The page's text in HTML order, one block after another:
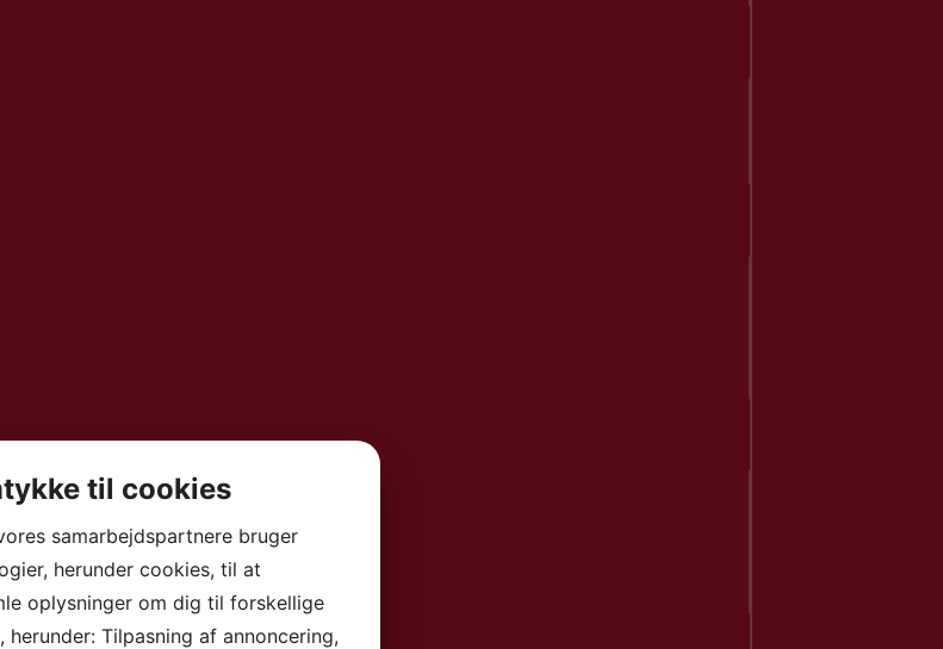
til cookies
samarbejdspartnere bruger
herunder cookies, til at
oplysninger om dig til forskellige
herunder: Tilpasning af annoncering,